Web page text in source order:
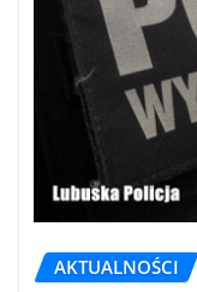
AKTUALNOŚCI